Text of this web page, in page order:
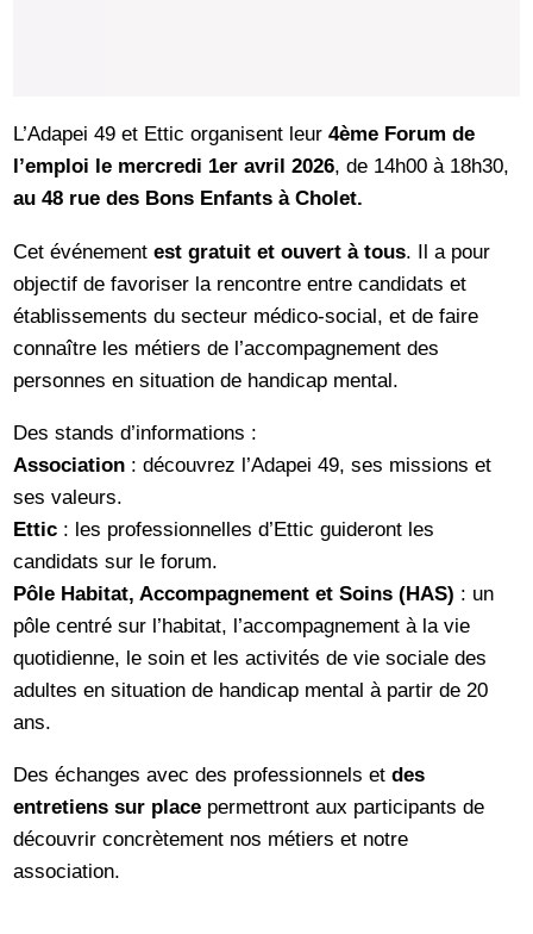
L’Adapei 49 et Ettic organisent leur4ème Forum de
l’emploi le mercredi 1er avril 2026, de 14h00 à 18h30,
au 48 rue des Bons Enfants à Cholet.
Cet événementest gratuit et ouvert à tous. Il a pour
objectif de favoriser la rencontre entre candidats et
établissements du secteur médico-social, et de faire
connaître les métiers de l’accompagnement des
personnes en situation de handicap mental.
Des stands d’informations :
Association : découvrez l’Adapei 49, ses missions et
ses valeurs.
Ettic : les professionnelles d’Ettic guideront les
candidats sur le forum.
Pôle Habitat, Accompagnement et Soins (HAS) : un
pôle centré sur l’habitat, l’accompagnement à la vie
quotidienne, le soin et les activités de vie sociale des
adultes en situation de handicap mental à partir de 20
ans.
Des échanges avec des professionnels etdes
entretiens sur place permettront aux participants de
découvrir concrètement nos métiers et notre
association.